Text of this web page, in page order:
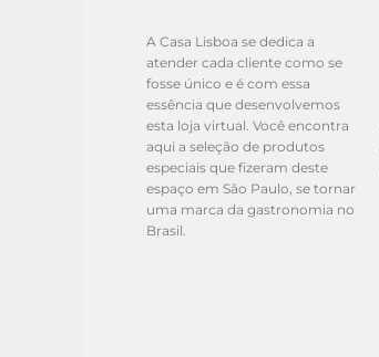
A Casa Lisboa se dedica a
atender cada cliente como se
fosse único e é com essa
essência que desenvolvemos
esta loja virtual. Você encontra
aqui a seleção de produtos
especiais que fizeram deste
espaço em São Paulo, se tornar
uma marca da gastronomia no
Brasil.